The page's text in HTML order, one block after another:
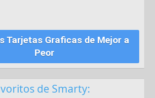
Tarjetas Graficas de Mejor a
Peor
de Smarty: